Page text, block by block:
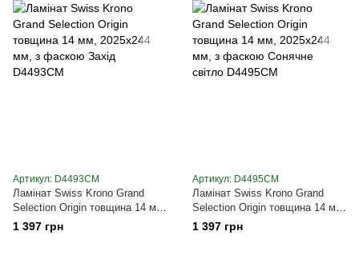
Артикул: D4493CM
Ламінат Swiss Krono Grand
Selection Origin товщина 14 мм,
2025x244 мм, з фаскою Захід
D4493CM
1 397 грн
Артикул: D4495CM
Ламінат Swiss Krono Grand
Selection Origin товщина 14 мм,
2025x244 мм, з фаскою
Сонячне світло D4495CM
1 397 грн